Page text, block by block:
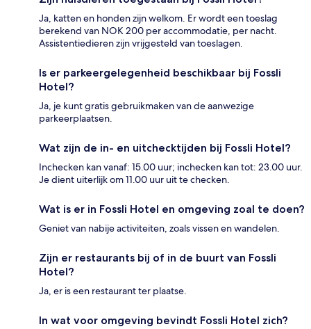
Ja, katten en honden zijn welkom. Er wordt een toeslag
berekend van NOK 200 per accommodatie, per nacht.
Assistentiedieren zijn vrijgesteld van toeslagen.
Is er parkeergelegenheid beschikbaar bij Fossli
Hotel?
Ja, je kunt gratis gebruikmaken van de aanwezige
parkeerplaatsen.
Wat zijn de in- en uitchecktijden bij Fossli Hotel?
Inchecken kan vanaf: 15.00 uur; inchecken kan tot: 23.00 uur.
Je dient uiterlijk om 11.00 uur uit te checken.
Wat is er in Fossli Hotel en omgeving zoal te doen?
Geniet van nabije activiteiten, zoals vissen en wandelen.
Zijn er restaurants bij of in de buurt van Fossli
Hotel?
Ja, er is een restaurant ter plaatse.
In wat voor omgeving bevindt Fossli Hotel zich?